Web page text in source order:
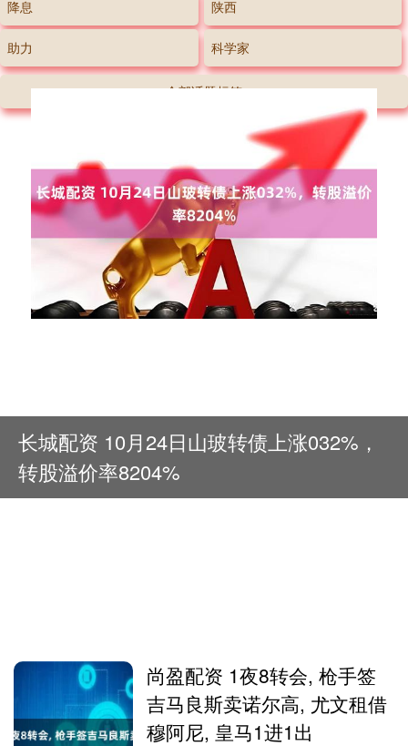
降息 陕西
助力 科学家
全部话题标签
长城配资 10月24日山玻转债上涨032%，
转股溢价率8204%
尚盈配资 1夜8转会, 枪手签
吉马良斯卖诺尔高, 尤文租借
穆阿尼, 皇马1进1出